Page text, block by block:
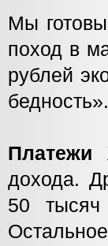
Мы
поход в
рублей
дохода.
50